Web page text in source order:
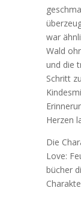
war
Wald
und die
Schritt
Herzen
Die
Love:
bücher